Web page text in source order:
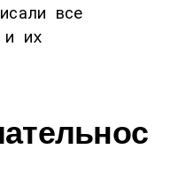
все
и их